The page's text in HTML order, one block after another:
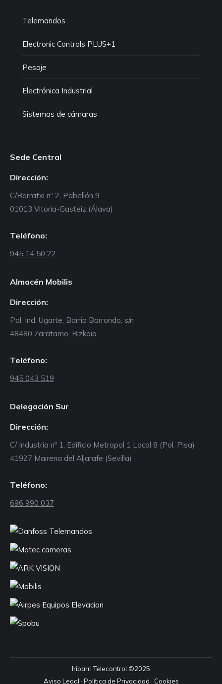
Telemandos
Electronic Controls PLUS+1
Pesaje
Electrónica Industrial
Sistemas de cámaras
Sede Central
Dirección:
C/Barratxi nº 2, Pabellón 9
01013 Vitoria-Gasteiz (Álava)
Teléfono:
945 14 50 22
Almacén Mobilis
Dirección:
Pol. Ind. Ugarte, Barrio Barrondo, s/n
48480 Zaratamo, Bizkaia
Teléfono:
945 043 519
Delegación Sur
Dirección:
C/ Industria nº 1, Edificio Metropol 1 Local 8 (Pol. Pisa)
41927 Mairena del Aljarafe (Sevilla)
Teléfono:
696 990 037
Iribarri Telecontrol ©2025
Aviso Legal · Política de Privacidad · Cookies